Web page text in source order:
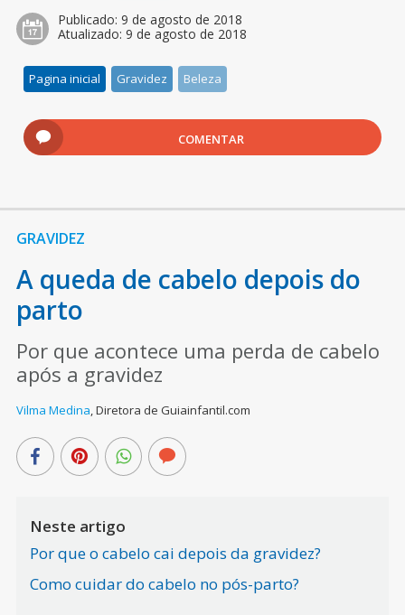
Publicado: 9 de agosto de 2018
Atualizado: 9 de agosto de 2018
Pagina inicial Gravidez Beleza
COMENTAR
GRAVIDEZ
A queda de cabelo depois do
parto
Por que acontece uma perda de cabelo
após a gravidez
Vilma Medina,Diretora de Guiainfantil.com
Neste artigo
Por que o cabelo cai depois da gravidez?
Como cuidar do cabelo no pós-parto?